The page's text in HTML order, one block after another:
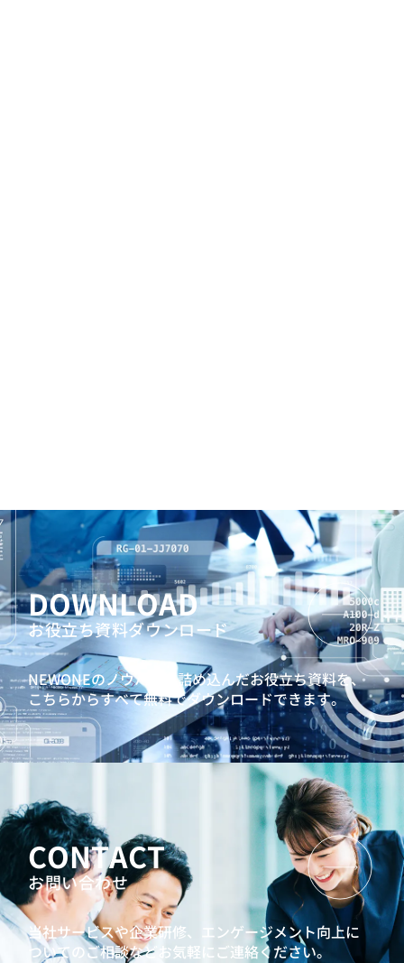
DOWNLOAD
お役立ち資料ダウンロード
NEWONEのノウハウを詰め込んだお役立ち資料を、
こちらからすべて無料でダウンロードできます。
CONTACT
お問い合わせ
当社サービスや企業研修、エンゲージメント向上に
ついてのご相談などお気軽にご連絡ください。